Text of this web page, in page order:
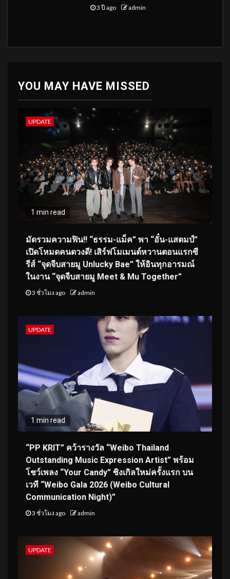
3 ปี ago admin
YOU MAY HAVE MISSED
UPDATE
1 min read
มัดรวมความฟิน!! “ธรรม-แม็ค” พา “อั๋น-แสตมป์”
เปิดโหมดคนดวงดี! เสิร์ฟโมเมนต์หวานตอนแรกซี
รีส์ “จุดจีบสายมู Unlucky Bae” ให้อินทุกอารมณ์
ในงาน “จุดจีบสายมู Meet & Mu Together”
3 ชั่วโมง ago admin
UPDATE
1 min read
“PP KRIT” คว้ารางวัล “Weibo Thailand
Outstanding Music Expression Artist” พร้อม
โชว์เพลง “Your Candy” ซิงเกิลใหม่ครั้งแรก บน
เวที “Weibo Gala 2026 (Weibo Cultural
Communication Night)”
3 ชั่วโมง ago admin
UPDATE